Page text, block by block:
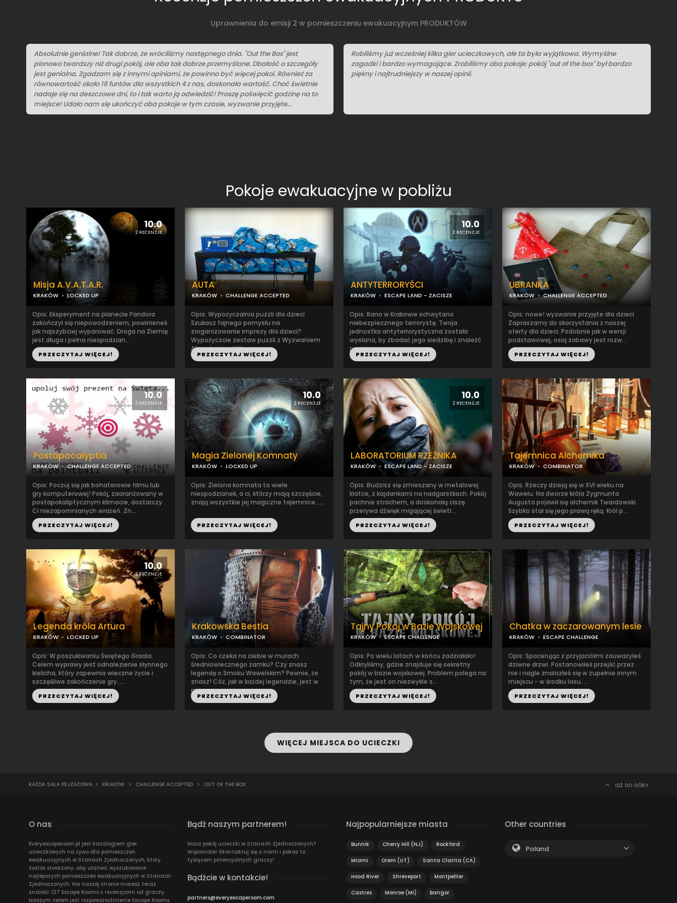
Uprawnienia do emisji 2 w pomieszczeniu ewakuacyjnym PRODUKTÓW
Absolutnie genialne! Tak dobrze, że wróciliśmy następnego dnia. "Out the Box" jest
pionowo twardszy niż drugi pokój, ale oba tak dobrze przemyślane. Dbałość o szczegóły
jest genialna. Zgadzam się z innymi opiniami, że powinno być więcej pokoi. Również za
równowartość około 16 funtów dla wszystkich 4 z nas, doskonała wartość. Choć świetnie
nadaje się na deszczowe dni, to i tak warto ją odwiedzić! Proszę poświęcić godzinę na to
miejsce! Udało nam się ukończyć oba pokoje w tym czasie, wyzwanie przyjęte...
Robiliśmy już wcześniej kilka gier ucieczkowych, ale ta była wyjątkowa. Wymyślne
zagadki i bardzo wymagające. Zrobiliśmy oba pokoje: pokój "out of the box" był bardzo
piękny i najtrudniejszy w naszej opinii.
Pokoje ewakuacyjne w pobliżu
10.0
2 RECENZJE
Misja A.V.A.T.A.R.
KRAKÓW LOCKED UP
Opis: Eksperyment na planecie Pandora
zakończył się niepowodzeniem, powinieneś
jak najszybciej wyparować. Droga na Ziemię
jest długa i pełna niespodzian...
PRZECZYTAJ WIĘCEJ!
AUTA
KRAKÓW CHALLENGE ACCEPTED
Opis: Wypożyczalnia puzzli dla dzieci
Szukasz fajnego pomysłu na
zorganizowanie imprezy dla dzieci?
Wypożyczcie zestaw puzzli z Wyzwaniem
Akceptujemy! W...
PRZECZYTAJ WIĘCEJ!
10.0
2 RECENZJE
ANTYTERRORYŚCI
KRAKÓW ESCAPE LAND - ZACISZE
Opis: Rano w Krakowie schwytano
niebezpiecznego terrorystę. Twoja
jednostka antyterrorystyczna została
wysłana, by zbadać jego siedzibę i znaleźć
powiąz...
PRZECZYTAJ WIĘCEJ!
UBRANKA
KRAKÓW CHALLENGE ACCEPTED
Opis: nowe! wyzwanie przyjęte dla dzieci
Zapraszamy do skorzystania z naszej
oferty dla dzieci. Podobnie jak w wersji
podstawowej, osią zabawy jest rozw...
PRZECZYTAJ WIĘCEJ!
10.0
3 RECENZJE
Postapocalyptia
KRAKÓW CHALLENGE ACCEPTED
Opis: Poczuj się jak bohaterowie filmu lub
gry komputerowej! Pokój, zaaranżowany w
postapokaliptycznym klimacie, dostarczy
Ci niezapomnianych wrażeń. Zn...
PRZECZYTAJ WIĘCEJ!
10.0
2 RECENZJE
Magia Zielonej Komnaty
KRAKÓW LOCKED UP
Opis: Zielona komnata to wiele
niespodzianek, a ci, którzy mają szczęście,
znają wszystkie jej magiczne tajemnice......
PRZECZYTAJ WIĘCEJ!
10.0
2 RECENZJE
LABORATORIUM RZEŹNIKA
KRAKÓW ESCAPE LAND - ZACISZE
Opis: Budzisz się zmieszany w metalowej
klatce, z kajdankami na nadgarstkach. Pokój
pachnie strachem, a doskonałą ciszę
przerywa dźwięk migającej świetl...
PRZECZYTAJ WIĘCEJ!
Tajemnica Alchemika
KRAKÓW COMBINATOR
Opis: Rzeczy dzieją się w XVI wieku na
Wawelu. Na dworze króla Zygmunta
Augusta pojawił się alchemik Twardowski.
Szybko stał się jego prawą ręką. Król p...
PRZECZYTAJ WIĘCEJ!
10.0
2 RECENZJE
Legenda króla Artura
KRAKÓW LOCKED UP
Opis: W poszukiwaniu Świętego Graala.
Celem wyprawy jest odnalezienie słynnego
kielicha, który zapewnia wieczne życie i
szczęśliwe zakończenie gry......
PRZECZYTAJ WIĘCEJ!
Krakowska Bestia
KRAKÓW COMBINATOR
Opis: Co czeka na ciebie w murach
średniowiecznego zamku? Czy znasz
legendę o Smoku Wawelskim? Pewnie, że
znasz! Cóż, jak w każdej legendzie, jest w
nie...
PRZECZYTAJ WIĘCEJ!
Tajny Pokoj w Bazie Wojskowej
KRAKÓW ESCAPE CHALLENGE
Opis: Po wielu latach w końcu zadziałało!
Odkryliśmy, gdzie znajduje się sekretny
pokój w bazie wojskowej. Problem polega na
tym, że jest on niezwykle s...
PRZECZYTAJ WIĘCEJ!
Chatka w zaczarowanym lesie
KRAKÓW ESCAPE CHALLENGE
Opis: Spacerując z przyjaciółmi zauważyłeś
dziwne drzwi. Postanowiłeś przejść przez
nie i nagle znalazłeś się w zupełnie innym
miejscu - w środku lasu. ...
PRZECZYTAJ WIĘCEJ!
WIĘCEJ MIEJSCA DO UCIECZKI
KAŻDA SALA PEJZAŻOWA > KRAKÓW > CHALLENGE ACCEPTED > OUT OF THE BOX IDŹ DO GÓRY
O nas
Everyescaperoom.pl jest katalogiem gier
ucieczkowych na żywo dla pomieszczeń
ewakuacyjnych w Stanach Zjednoczonych, który
został stworzony, aby ułatwić wyszukiwanie
najlepszych pomieszczeń ewakuacyjnych w Stanach
Zjednoczonych. Na naszej stronie możesz teraz
znaleźć 127 Escape Rooms z recenzjami od graczy.
Naszym celem jest rozpowszechnienie Escape Rooms
Bądź naszym partnerem!
Masz pokój ucieczki w Stanach Zjednoczonych?
Wspaniale! Skontaktuj się z nami i pokaż to
tysiącom potencjalnych graczy!
Bądźcie w kontakcie!
partners@everyescaperoom.com
Najpopularniejsze miasta
Bunnik Cherry Hill (NJ) Rockford
Miami Orem (UT) Santa Clarita (CA)
Hood River Shreveport Montpellier
Castres Monroe (MI) Bangor
Other countries
Poland